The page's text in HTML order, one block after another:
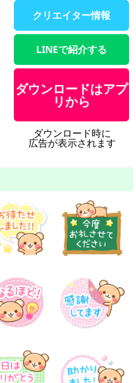
クリエイター情報
LINEで紹介する
ダウンロードはアプ
リから
ダウンロード時に
広告が表示されます